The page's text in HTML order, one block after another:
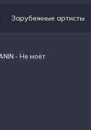
Зарубежные артисты
- Не моёт